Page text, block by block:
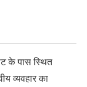
के पास स्थित
व्यवहार का